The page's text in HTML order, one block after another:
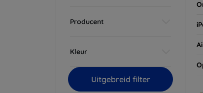
Producent
Kleur
Uitgebreid filter